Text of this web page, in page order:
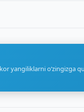
yangiliklarni o‘zingizga